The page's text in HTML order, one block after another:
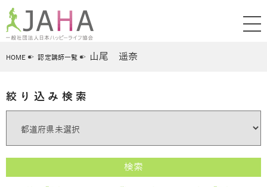
HOME 認定講師一覧 山尾 遥奈
絞り込み検索
検索